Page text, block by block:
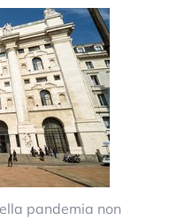
pandemia non